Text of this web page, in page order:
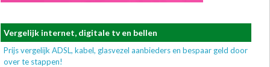
Vergelijk internet, digitale tv en bellen
Prijs vergelijk ADSL, kabel, glasvezel aanbieders en bespaar geld door
over te stappen!